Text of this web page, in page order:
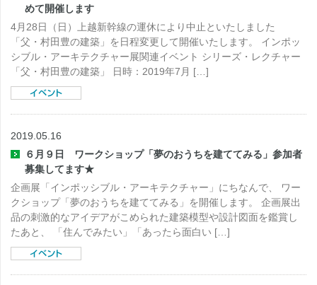
めて開催します
4月28日（日）上越新幹線の運休により中止といたしました
「父・村田豊の建築」を日程変更して開催いたします。 インポッ
シブル・アーキテクチャー展関連イベント シリーズ・レクチャー
「父・村田豊の建築」 日時：2019年7月 […]
2019.05.16
６月９日 ワークショップ「夢のおうちを建ててみる」参加者
募集してます★
企画展「インポッシブル・アーキテクチャー」にちなんで、 ワー
クショップ「夢のおうちを建ててみる」を開催します。 企画展出
品の刺激的なアイデアがこめられた建築模型や設計図面を鑑賞し
たあと、 「住んでみたい」「あったら面白い […]